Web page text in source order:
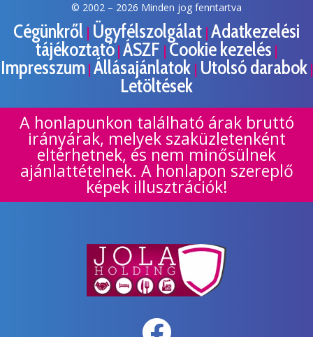
© 2002 – 2026 Minden jog fenntartva
Cégünkről | Ügyfélszolgálat | Adatkezelési
tájékoztató | ÁSZF | Cookie kezelés |
Impresszum| Állásajánlatok | Utolsó darabok|
Letöltések
A honlapunkon található árak bruttó
irányárak, melyek szaküzletenként
eltérhetnek, és nem minősülnek
ajánlattételnek. A honlapon szereplő
képek illusztrációk!